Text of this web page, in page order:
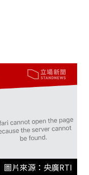
圖片來源：央廣RTI